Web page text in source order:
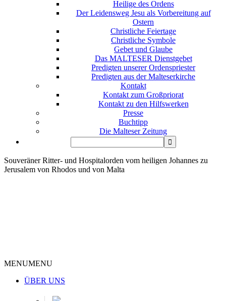
Heilige des Ordens
Der Leidensweg Jesu als Vorbereitung auf
Ostern
Christliche Feiertage
Christliche Symbole
Gebet und Glaube
Das MALTESER Dienstgebet
Predigten unserer Ordenspriester
Predigten aus der Malteserkirche
Kontakt
Kontakt zum Großpriorat
Kontakt zu den Hilfswerken
Presse
Buchtipp
Die Malteser Zeitung
Souveräner Ritter- und Hospitalorden vom heiligen Johannes zu
Jerusalem von Rhodos und von Malta
MENUMENU
ÜBER UNS